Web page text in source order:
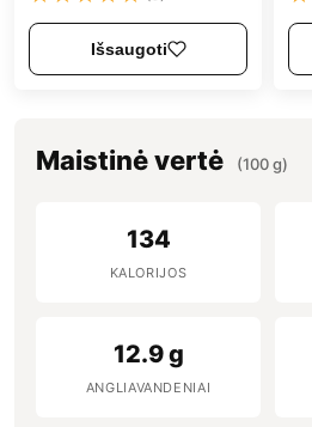
Išsaugoti
Maistinė vertė (100 g)
134
KALORIJOS
12.9 g
ANGLIAVANDENIAI